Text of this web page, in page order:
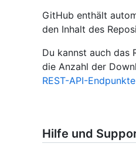
GitHub enthält
den Inhalt des
Du kannst auch das
die Anzahl der
REST-API-
Hilfe und